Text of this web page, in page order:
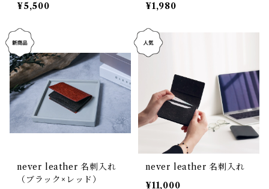
¥5,500
¥1,980
never leather 名刺入れ
（ブラック×レッド）
never leather 名刺入れ
¥11,000